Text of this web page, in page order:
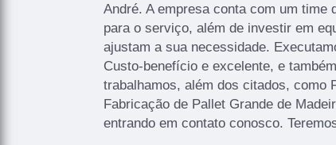
André. A empresa conta com um time
para o serviço, além de investir em
ajustam a sua necessidade.
Custo-benefício e excelente, e
trabalhamos, além dos citados, como
Fabricação de Pallet Grande de
entrando em contato conosco.